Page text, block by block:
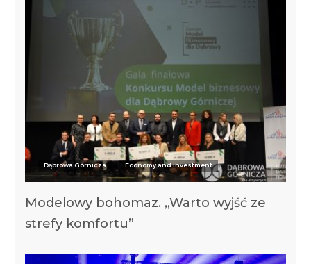
Dąbrowa Górnicza Economy and investment
Modelowy bohomaz. „Warto wyjść ze
strefy komfortu”